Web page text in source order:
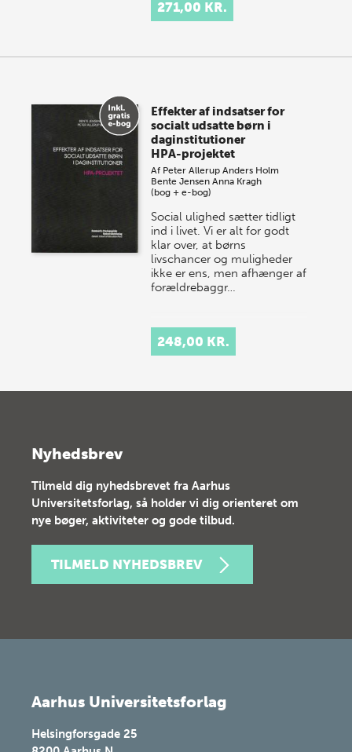
271,00 KR.
Effekter af indsatser for
socialt udsatte børn i
daginstitutioner
HPA-projektet
Af Peter Allerup Anders Holm
Bente Jensen Anna Kragh
(bog + e-bog)
Social ulighed sætter tidligt
ind i livet. Vi er alt for godt
klar over, at børns
livschancer og muligheder
ikke er ens, men afhænger af
forældrebaggr…
248,00 KR.
Nyhedsbrev
Tilmeld dig nyhedsbrevet fra Aarhus
Universitetsforlag, så holder vi dig orienteret om
nye bøger, aktiviteter og gode tilbud.
TILMELD NYHEDSBREV
Aarhus Universitetsforlag
Helsingforsgade 25